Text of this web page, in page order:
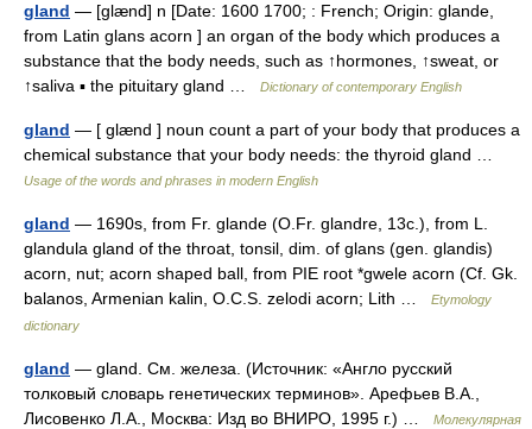
gland — [glænd] n [Date: 1600 1700; : French; Origin: glande,
from Latin glans acorn ] an organ of the body which produces a
substance that the body needs, such as ↑hormones, ↑sweat, or
↑saliva ▪ the pituitary gland …
Dictionary of contemporary English
gland — [ glænd ] noun count a part of your body that produces a
chemical substance that your body needs: the thyroid gland …
Usage of the words and phrases in modern English
gland — 1690s, from Fr. glande (O.Fr. glandre, 13c.), from L.
glandula gland of the throat, tonsil, dim. of glans (gen. glandis)
acorn, nut; acorn shaped ball, from PIE root *gwele acorn (Cf. Gk.
balanos, Armenian kalin, O.C.S. zelodi acorn; Lith …
Etymology
dictionary
gland — gland. См. железа. (Источник: «Англо русский
толковый словарь генетических терминов». Арефьев В.А.,
Лисовенко Л.А., Москва: Изд во ВНИРО, 1995 г.) …
Молекулярная